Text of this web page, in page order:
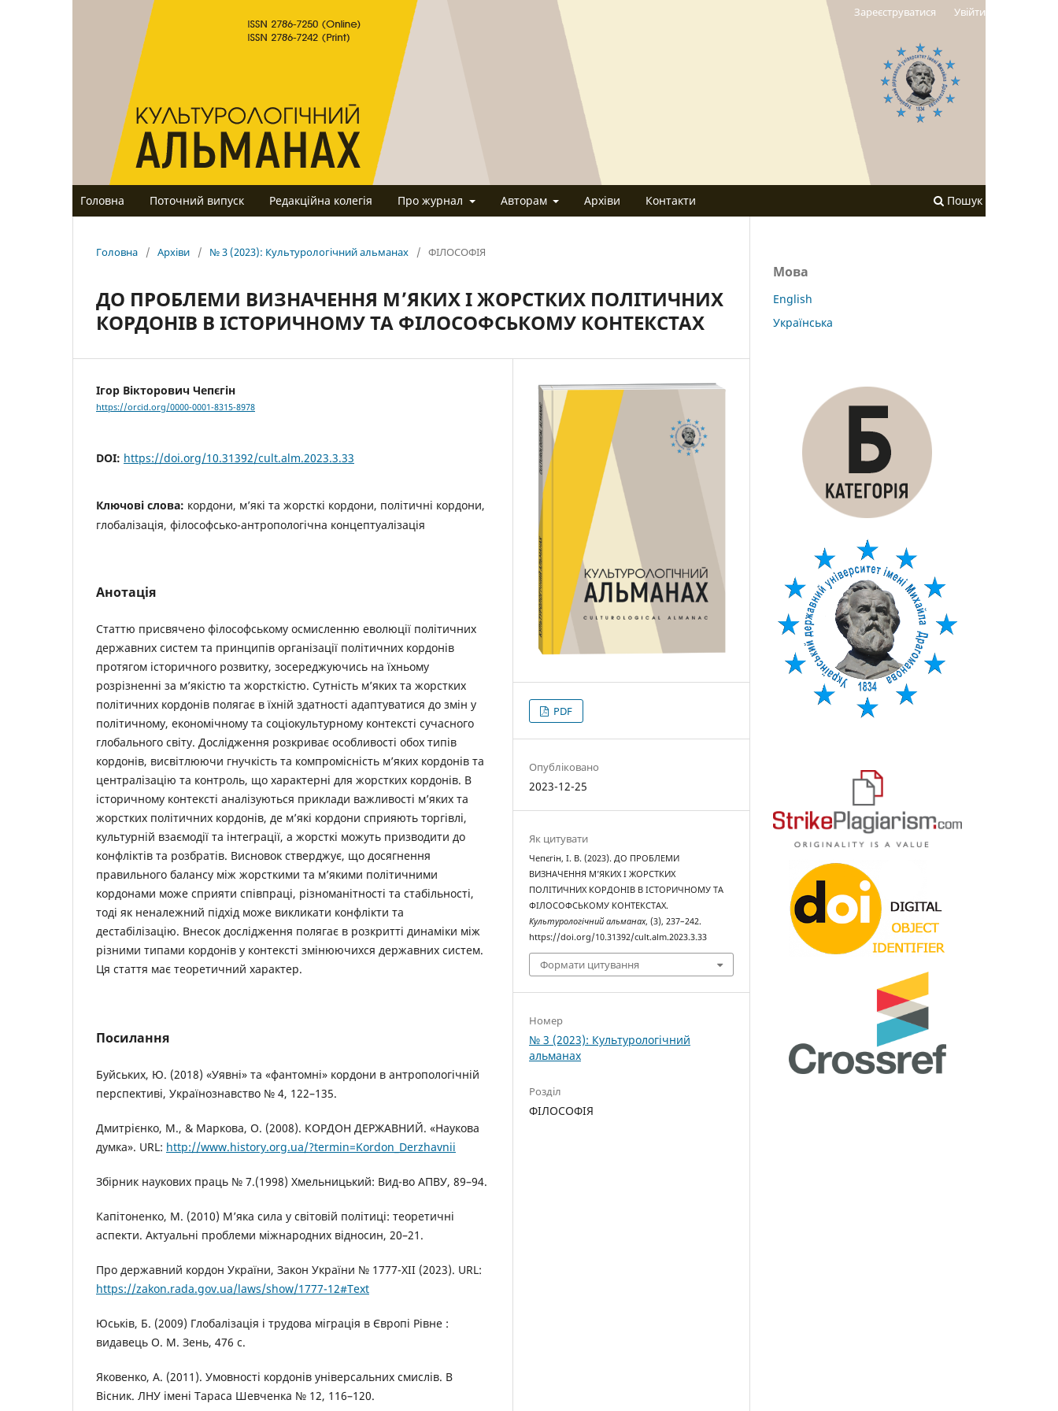
Головна Поточний випуск Редакційна колегія Про журнал Авторам Архіви Контакти Пошук
Зареєструватися Увійти
Головна / Архіви / № 3 (2023): Культурологічний альманах / ФІЛОСОФІЯ
ДО ПРОБЛЕМИ ВИЗНАЧЕННЯ М’ЯКИХ І ЖОРСТКИХ ПОЛІТИЧНИХ
КОРДОНІВ В ІСТОРИЧНОМУ ТА ФІЛОСОФСЬКОМУ КОНТЕКСТАХ
Ігор Вікторович Чепєгін
https://orcid.org/0000-0001-8315-8978
DOI: https://doi.org/10.31392/cult.alm.2023.3.33
Ключові слова: кордони, м’які та жорсткі кордони, політичні кордони,
глобалізація, філософсько-антропологічна концептуалізація
Анотація
Статтю присвячено філософському осмисленню еволюції політичних
державних систем та принципів організації політичних кордонів
протягом історичного розвитку, зосереджуючись на їхньому
розрізненні за м’якістю та жорсткістю. Сутність м’яких та жорстких
політичних кордонів полягає в їхній здатності адаптуватися до змін у
політичному, економічному та соціокультурному контексті сучасного
глобального світу. Дослідження розкриває особливості обох типів
кордонів, висвітлюючи гнучкість та компромісність м’яких кордонів та
централізацію та контроль, що характерні для жорстких кордонів. В
історичному контексті аналізуються приклади важливості м’яких та
жорстких політичних кордонів, де м’які кордони сприяють торгівлі,
культурній взаємодії та інтеграції, а жорсткі можуть призводити до
конфліктів та розбратів. Висновок стверджує, що досягнення
правильного балансу між жорсткими та м’якими політичними
кордонами може сприяти співпраці, різноманітності та стабільності,
тоді як неналежний підхід може викликати конфлікти та
дестабілізацію. Внесок дослідження полягає в розкритті динаміки між
різними типами кордонів у контексті змінюючихся державних систем.
Ця стаття має теоретичний характер.
Посилання
Буйських, Ю. (2018) «Уявні» та «фантомні» кордони в антропологічній
перспективі, Українознавство № 4, 122–135.
Дмитрієнко, М., & Маркова, О. (2008). КОРДОН ДЕРЖАВНИЙ. «Наукова
думка». URL: http://www.history.org.ua/?termin=Kordon_Derzhavnii
Збірник наукових праць № 7.(1998) Хмельницький: Вид-во АПВУ, 89–94.
Капітоненко, М. (2010) М’яка сила у світовій політиці: теоретичні
аспекти. Актуальні проблеми міжнародних відносин, 20–21.
Про державний кордон України, Закон України № 1777-XII (2023). URL:
https://zakon.rada.gov.ua/laws/show/1777-12#Text
Юськів, Б. (2009) Глобалізація і трудова міграція в Європі Рівне :
видавець О. М. Зень, 476 с.
Яковенко, А. (2011). Умовності кордонів універсальних смислів. В
Вісник. ЛНУ імені Тараса Шевченка № 12, 116–120.
PDF
Опубліковано
2023-12-25
Як цитувати
Чепєгін, І. В. (2023). ДО ПРОБЛЕМИ
ВИЗНАЧЕННЯ М’ЯКИХ І ЖОРСТКИХ
ПОЛІТИЧНИХ КОРДОНІВ В ІСТОРИЧНОМУ ТА
ФІЛОСОФСЬКОМУ КОНТЕКСТАХ.
Культурологічний альманах, (3), 237–242.
https://doi.org/10.31392/cult.alm.2023.3.33
Формати цитування
Номер
№ 3 (2023): Культурологічний
альманах
Розділ
ФІЛОСОФІЯ
Мова
English
Українська